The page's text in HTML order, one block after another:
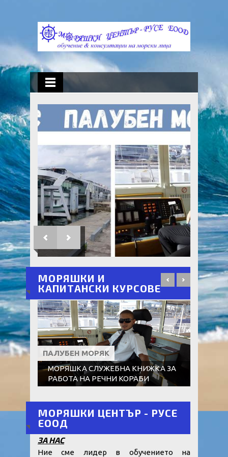
МОРЯШКИ И
КАПИТАНСКИ КУРСОВЕ
МОРЯШКА СЛУЖЕБНА КНИЖКА ЗА
РАБОТА НА РЕЧНИ КОРАБИ
ПАЛУБЕН МОРЯК
МОРЯШКИ ЦЕНТЪР - РУСЕ
ЕООД
ЗА НАС
Ние сме лидер в обучението на